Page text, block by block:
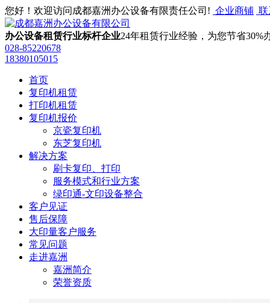
您好！欢迎访问成都嘉洲办公设备有限责任公司! 企业商铺 联
办公设备租赁行业标杆企业24年租赁行业经验，为您节省30%
028-85220678
‭18380105015
首页
复印机租赁
打印机租赁
复印机报价
京瓷复印机
东芝复印机
解决方案
刷卡复印、打印
服务模式和行业方案
绿印通-文印设备整合
客户见证
售后保障
大印量客户服务
常见问题
走进嘉洲
嘉洲简介
荣誉资质